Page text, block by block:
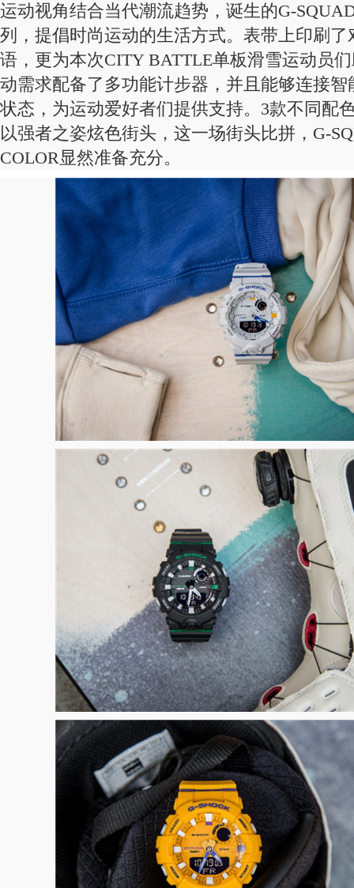
运动视角结合当代潮流趋势，诞生的G-
列，提倡时尚运动的生活方式。表带上印刷
语，更为本次CITY BATTLE单板滑雪运动员
动需求配备了多功能计步器，并且能够连接
状态，为运动爱好者们提供支持。3款不同配
以强者之姿炫色街头，这一场街头比拼，G-
COLOR显然准备充分。